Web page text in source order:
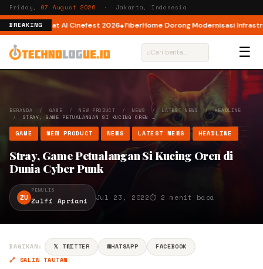
Friday, 07 August 2026 · Jakarta, Indonesia
BREAKING
AI lewat AI Cinefest 2026 FiberHome Dorong Modernisasi
⌕ ☰
BERANDA / GAME /NEW PRODUCT / NEWS / LATEST NEWS /HEADLINE
/ STRAY, GAME PETUALANGAN SI KUCING OREN …
GAME NEW PRODUCT NEWS LATEST NEWS HEADLINE
Stray, Game Petualangan Si Kucing Oren di
Dunia Cyber Punk
ZU
PENULIS
Zulfi Apriani Jul 23, 2022⏱ 2 menit baca
BAGIKAN: 𝕏 TWITTER WHATSAPP
FACEBOOK
🔗 SALIN TAUTAN